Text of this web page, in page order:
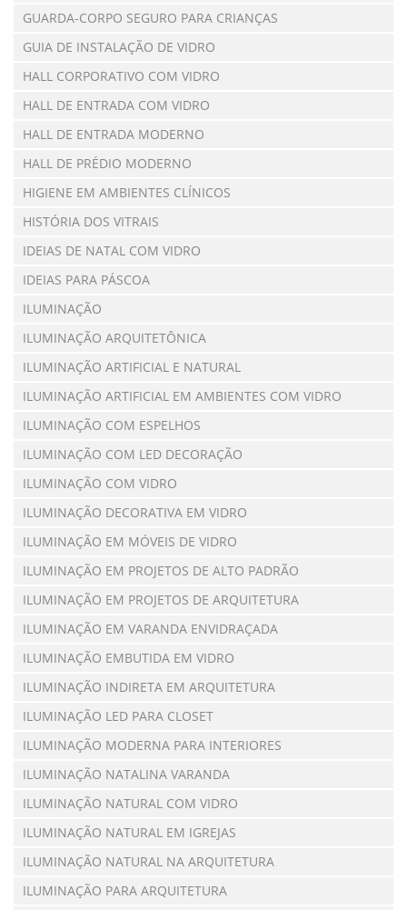
GUARDA-CORPO SEGURO PARA CRIANÇAS
GUIA DE INSTALAÇÃO DE VIDRO
HALL CORPORATIVO COM VIDRO
HALL DE ENTRADA COM VIDRO
HALL DE ENTRADA MODERNO
HALL DE PRÉDIO MODERNO
HIGIENE EM AMBIENTES CLÍNICOS
HISTÓRIA DOS VITRAIS
IDEIAS DE NATAL COM VIDRO
IDEIAS PARA PÁSCOA
ILUMINAÇÃO
ILUMINAÇÃO ARQUITETÔNICA
ILUMINAÇÃO ARTIFICIAL E NATURAL
ILUMINAÇÃO ARTIFICIAL EM AMBIENTES COM VIDRO
ILUMINAÇÃO COM ESPELHOS
ILUMINAÇÃO COM LED DECORAÇÃO
ILUMINAÇÃO COM VIDRO
ILUMINAÇÃO DECORATIVA EM VIDRO
ILUMINAÇÃO EM MÓVEIS DE VIDRO
ILUMINAÇÃO EM PROJETOS DE ALTO PADRÃO
ILUMINAÇÃO EM PROJETOS DE ARQUITETURA
ILUMINAÇÃO EM VARANDA ENVIDRAÇADA
ILUMINAÇÃO EMBUTIDA EM VIDRO
ILUMINAÇÃO INDIRETA EM ARQUITETURA
ILUMINAÇÃO LED PARA CLOSET
ILUMINAÇÃO MODERNA PARA INTERIORES
ILUMINAÇÃO NATALINA VARANDA
ILUMINAÇÃO NATURAL COM VIDRO
ILUMINAÇÃO NATURAL EM IGREJAS
ILUMINAÇÃO NATURAL NA ARQUITETURA
ILUMINAÇÃO PARA ARQUITETURA